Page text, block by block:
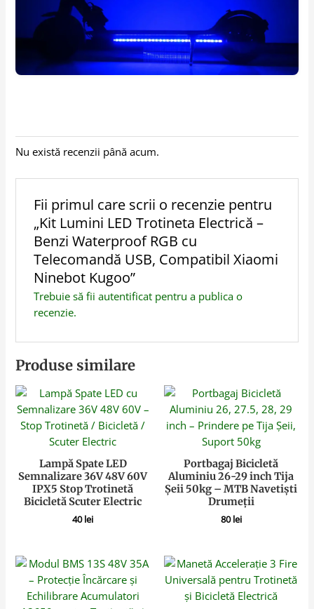
Nu există recenzii până acum.
Fii primul care scrii o recenzie pentru
„Kit Lumini LED Trotineta Electrică –
Benzi Waterproof RGB cu
Telecomandă USB, Compatibil Xiaomi
Ninebot Kugoo”
Trebuie să fii autentificatpentru a publica o
recenzie.
Produse similare
Lampă Spate LED
Semnalizare 36V 48V 60V
IPX5 Stop Trotinetă
Bicicletă Scuter Electric
40lei
Portbagaj Bicicletă
Aluminiu 26-29 inch Tija
Șeii 50kg – MTB Navetiști
Drumeții
80lei